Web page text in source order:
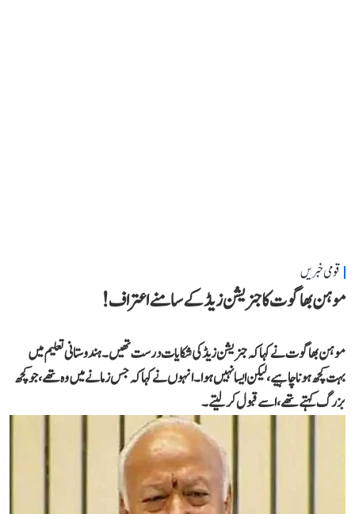
قومی خبریں
موہن بھاگوت کا جنریشن زیڈ کے سامنے اعتراف!
موہن بھاگوت نے کہاکہ جنریشن زیڈ کی شکایات درست تھیں۔ ہندوستانی تعلیم میں
بہت کچھ ہونا چاہیے، لیکن ایسا نہیں ہوا۔انہوں نے کہا کہ جس زمانے میں وہ تھے،جو کچھ
بزرگ کہتے تھے، اسے قبول کر لیتے۔